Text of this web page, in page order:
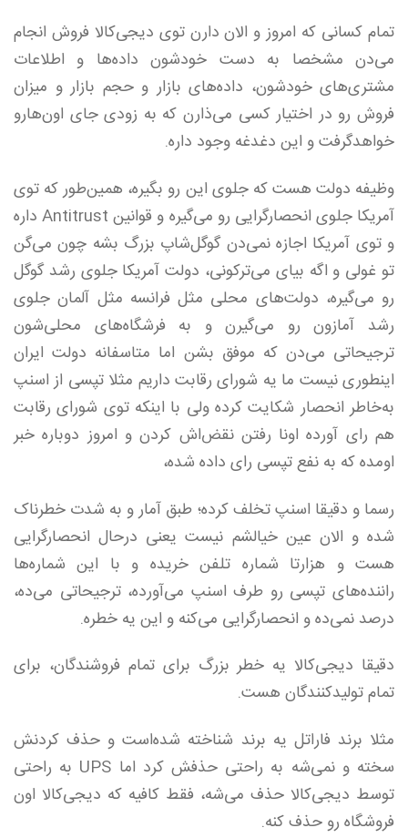
تمام کسانی که امروز و الان دارن توی دیجی‌کالا فروش انجام
می‌دن مشخصا به دست خودشون داده‌ها و اطلاعات
مشتری‌های خودشون، داده‌های بازار و حجم بازار و میزان
فروش رو در اختیار کسی می‌ذارن که به زودی جای اون‌هارو
خواهد‌گرفت و این دغدغه وجود داره.
وظیفه دولت هست که جلوی این رو بگیره، همین‌طور که توی
آمریکا جلوی انحصارگرایی رو می‌گیره و قوانین Antitrust داره
و توی آمریکا اجازه نمی‌دن گوگل‌شاپ بزرگ بشه چون می‌گن
تو غولی و اگه بیای می‌ترکونی، دولت آمریکا جلوی رشد گوگل
رو می‌گیره، دولت‌های محلی مثل فرانسه مثل آلمان جلوی
رشد آمازون رو می‌گیرن و به فرشگاه‌های محلی‌شون
ترجیحاتی می‌دن که موفق بشن اما متاسفانه دولت ایران
اینطوری نیست ما یه شورای رقابت داریم مثلا تپسی از اسنپ
به‌خاطر انحصار شکایت کرده ولی با اینکه توی شورای رقابت
هم رای آورده اونا رفتن نقض‌اش کردن و امروز دوباره خبر
اومده که به نفع تپسی رای داده شده،
رسما و دقیقا اسنپ تخلف کرده؛ طبق آمار و به شدت خطرناک
شده و الان عین خیالشم نیست یعنی درحال انحصار‌گرایی
هست و هزار‌تا شماره تلفن خریده و با این شماره‌ها
راننده‌های تپسی رو طرف اسنپ می‌آورده، ترجیحاتی می‌ده،
درصد نمی‌ده و انحصار‌گرایی می‌کنه و این یه خطره.
دقیقا دیجی‌کالا یه خطر بزرگ برای تمام فروشندگان، برای
تمام تولید‌کنندگان هست.
مثلا برند فاراتل یه برند شناخته شده‌است و حذف کردنش
سخته و نمی‌شه به راحتی حذفش کرد اما UPS به راحتی
توسط دیجی‌کالا حذف می‌شه، فقط کافیه که دیجی‌کالا اون
فروشگاه رو حذف کنه.